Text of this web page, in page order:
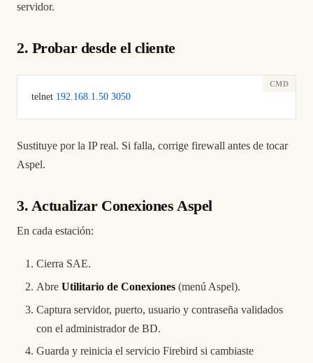
servidor.
2. Probar desde el cliente
telnet 192.168.1.50 3050
Sustituye por la IP real. Si falla, corrige firewall antes de tocar
Aspel.
3. Actualizar Conexiones Aspel
En cada estación:
Cierra SAE.
Abre Utilitario de Conexiones (menú Aspel).
Captura servidor, puerto, usuario y contraseña validados
con el administrador de BD.
Guarda y reinicia el servicio Firebird si cambiaste